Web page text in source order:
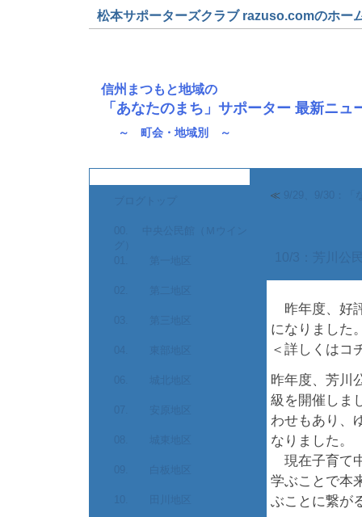
松本サポーターズクラブ razuso.comのホー
信州まつもと地域の
「あなたのまち」サポーター 最新ニュ
～ 町会・地域別 ～
≪
昨年度、好
になりました
＜詳しくはコ
昨年度、芳川
級を開催しま
わせもあり、
なりました。
現在子育て
学ぶことで本
ぶことに繋が